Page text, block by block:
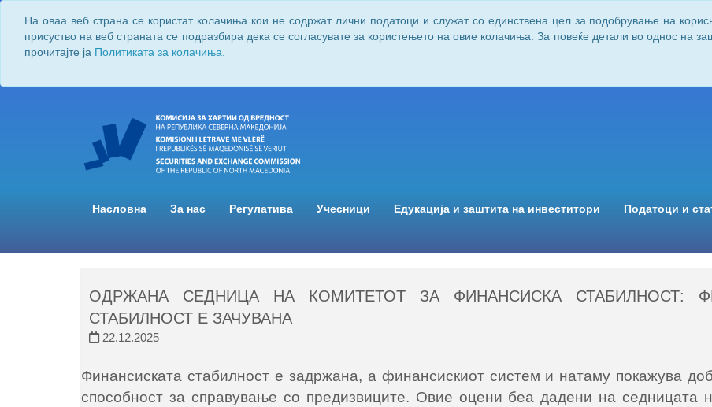
На оваа веб страна се користат колачиња кои не содржат лични податоци и служат со единствена цел за подобрување на
присуство на веб страната се подразбира дека се согласувате за користењето на овие колачиња. За повеќе детали во однос на
прочитајте ја Политиката за колачиња.
Насловна За нас Регулатива Учесници Едукација и заштита на инвеститори Податоци и
ОДРЖАНА СЕДНИЦА НА КОМИТЕТОТ ЗА ФИНАНСИСКА СТАБИЛНОСТ:
СТАБИЛНОСТ Е ЗАЧУВАНА
22.12.2025
Финансиската стабилност е задржана, а финансискиот систем и натаму покажува
способност за справување со предизвиците. Овие оцени беа дадени на седницата